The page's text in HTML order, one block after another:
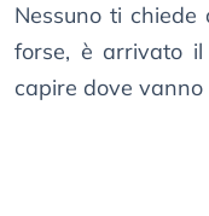
Nessuno ti
forse, è arrivato
capire dove vanno